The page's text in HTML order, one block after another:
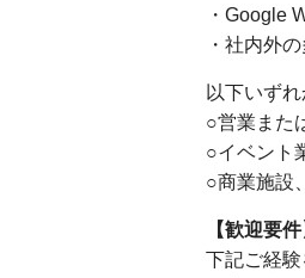
・Google
・社内外
以下いず
○営業また
○イベント
○商業施設
【歓迎要件
下記ご経